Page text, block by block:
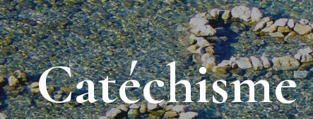
Catéchisme